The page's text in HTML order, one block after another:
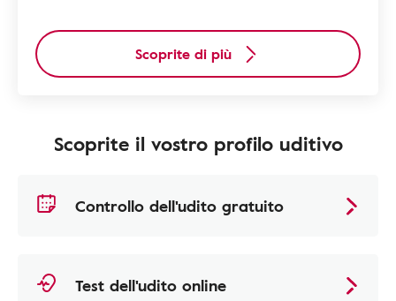
Scoprite di più
Scoprite il vostro profilo uditivo
Controllo dell'udito gratuito
Test dell'udito online